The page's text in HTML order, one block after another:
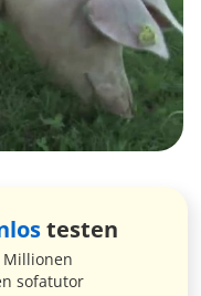
testen
Millionen
sofatutor